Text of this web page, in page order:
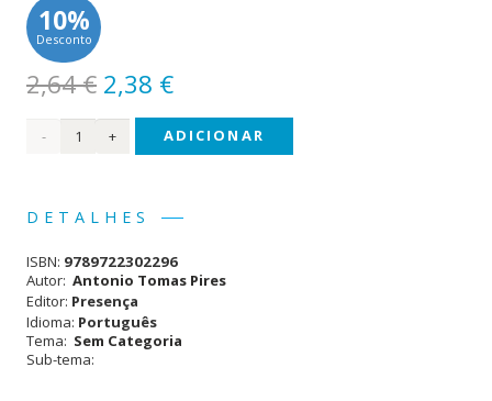
10%
Desconto
2,64€ O
preço
original
2,64 €.
2,38 €O
preço
atual
Quantidade
Romances
ADICIONAR
DETALHES
ISBN: 9789722302296
Autor: Antonio Tomas Pires
Editor: Presença
Idioma: Português
Tema: Sem Categoria
Sub-tema: